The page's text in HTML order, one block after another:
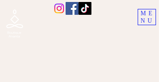
ME
NU